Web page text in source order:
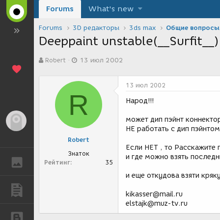
ГАЛЕРЕЯ
Forums What's new
Forums 3D редакторы 3ds max Общие вопросы
Deeppaint unstable(__Surfit__)
в
Robert
а
а
о
з
и
я
13 июл 2002
R
Robert
Знаток
Рейтинг
35
13 июл 2002
Народ!!!
может дип пэйнт
НЕ работать с дип
Если НЕТ , то Расскажите
и где можно взять
и еще откудова взяти
kikasser@mail.ru
elstajk@muz-tv.ru